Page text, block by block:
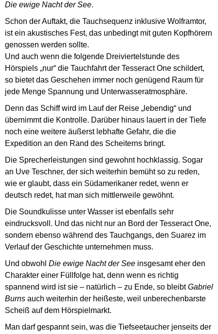
Die ewige Nacht der See.
Schon der Auftakt, die Tauchsequenz inklusive Wolframtor,
ist ein akustisches Fest, das unbedingt mit guten Kopfhörern
genossen werden sollte.
Und auch wenn die folgende Dreiviertelstunde des
Hörspiels „nur“ die Tauchfahrt der Tesseract One schildert,
so bietet das Geschehen immer noch genügend Raum für
jede Menge Spannung und Unterwasseratmosphäre.
Denn das Schiff wird im Lauf der Reise „lebendig“ und
übernimmt die Kontrolle. Darüber hinaus lauert in der Tiefe
noch eine weitere äußerst lebhafte Gefahr, die die
Expedition an den Rand des Scheiterns bringt.
Die Sprecherleistungen sind gewohnt hochklassig. Sogar
an Uve Teschner, der sich weiterhin bemüht so zu reden,
wie er glaubt, dass ein Südamerikaner redet, wenn er
deutsch redet, hat man sich mittlerweile gewöhnt.
Die Soundkulisse unter Wasser ist ebenfalls sehr
eindrucksvoll. Und das nicht nur an Bord der Tesseract One,
sondern ebenso während des Tauchgangs, den Suarez im
Verlauf der Geschichte unternehmen muss.
Und obwohl Die ewige Nacht der See insgesamt eher den
Charakter einer Füllfolge hat, denn wenn es richtig
spannend wird ist sie – natürlich – zu Ende, so bleibtGabriel
Burns auch weiterhin der heißeste, weil unberechenbarste
Scheiß auf dem Hörspielmarkt.
Man darf gespannt sein, was die Tiefseetaucher jenseits der